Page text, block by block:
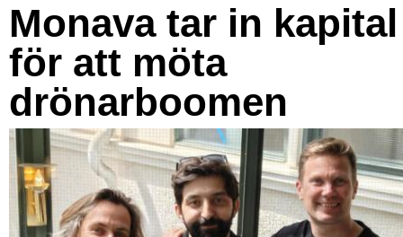
Monava tar in kapital
för att möta
drönarboomen